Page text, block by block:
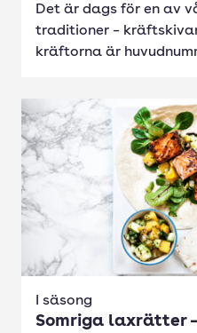
Det är dags för en av
traditioner –
kräftorna är
I säsong
Somriga laxrätter